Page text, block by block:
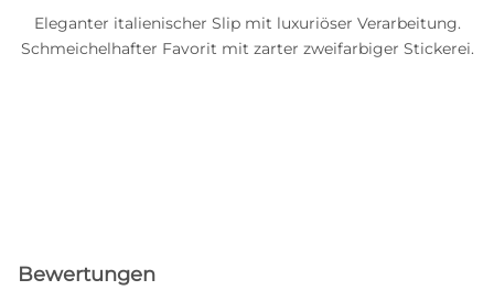
Eleganter italienischer Slip mit luxuriöser Verarbeitung.
Schmeichelhafter Favorit mit zarter zweifarbiger Stickerei.
Bewertungen